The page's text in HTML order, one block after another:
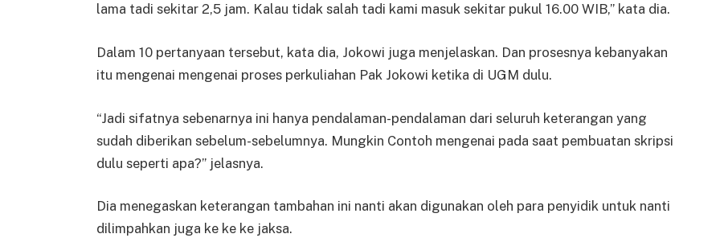
lama tadi sekitar 2,5 jam. Kalau tidak salah tadi kami masuk sekitar pukul 16.00 WIB,” kata dia.
Dalam 10 pertanyaan tersebut, kata dia, Jokowi juga menjelaskan. Dan prosesnya kebanyakan
itu mengenai mengenai proses perkuliahan Pak Jokowi ketika di UGM dulu.
“Jadi sifatnya sebenarnya ini hanya pendalaman-pendalaman dari seluruh keterangan yang
sudah diberikan sebelum-sebelumnya. Mungkin Contoh mengenai pada saat pembuatan skripsi
dulu seperti apa?” jelasnya.
Dia menegaskan keterangan tambahan ini nanti akan digunakan oleh para penyidik untuk nanti
dilimpahkan juga ke ke ke jaksa.